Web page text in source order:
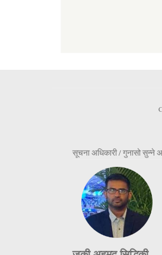
सूचना अधिकारी / गुनासो सुन्ने